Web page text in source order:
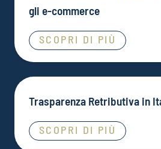
gli e-commerce
SCOPRI DI PIÙ
Trasparenza Retributiva in
SCOPRI DI PIÙ